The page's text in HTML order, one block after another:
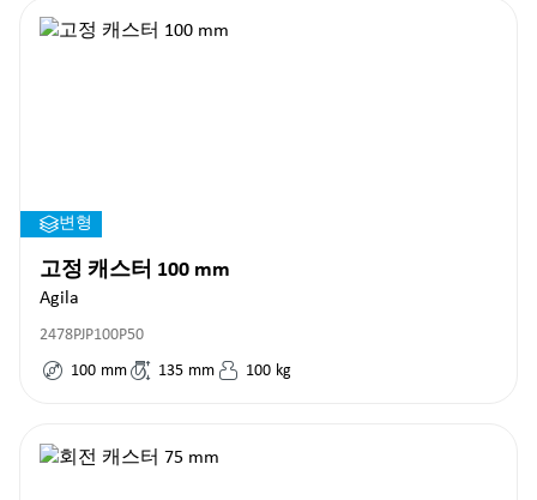
변형
고정 캐스터 100 mm
Agila
2478PJP100P50
100 mm 135 mm 100 kg